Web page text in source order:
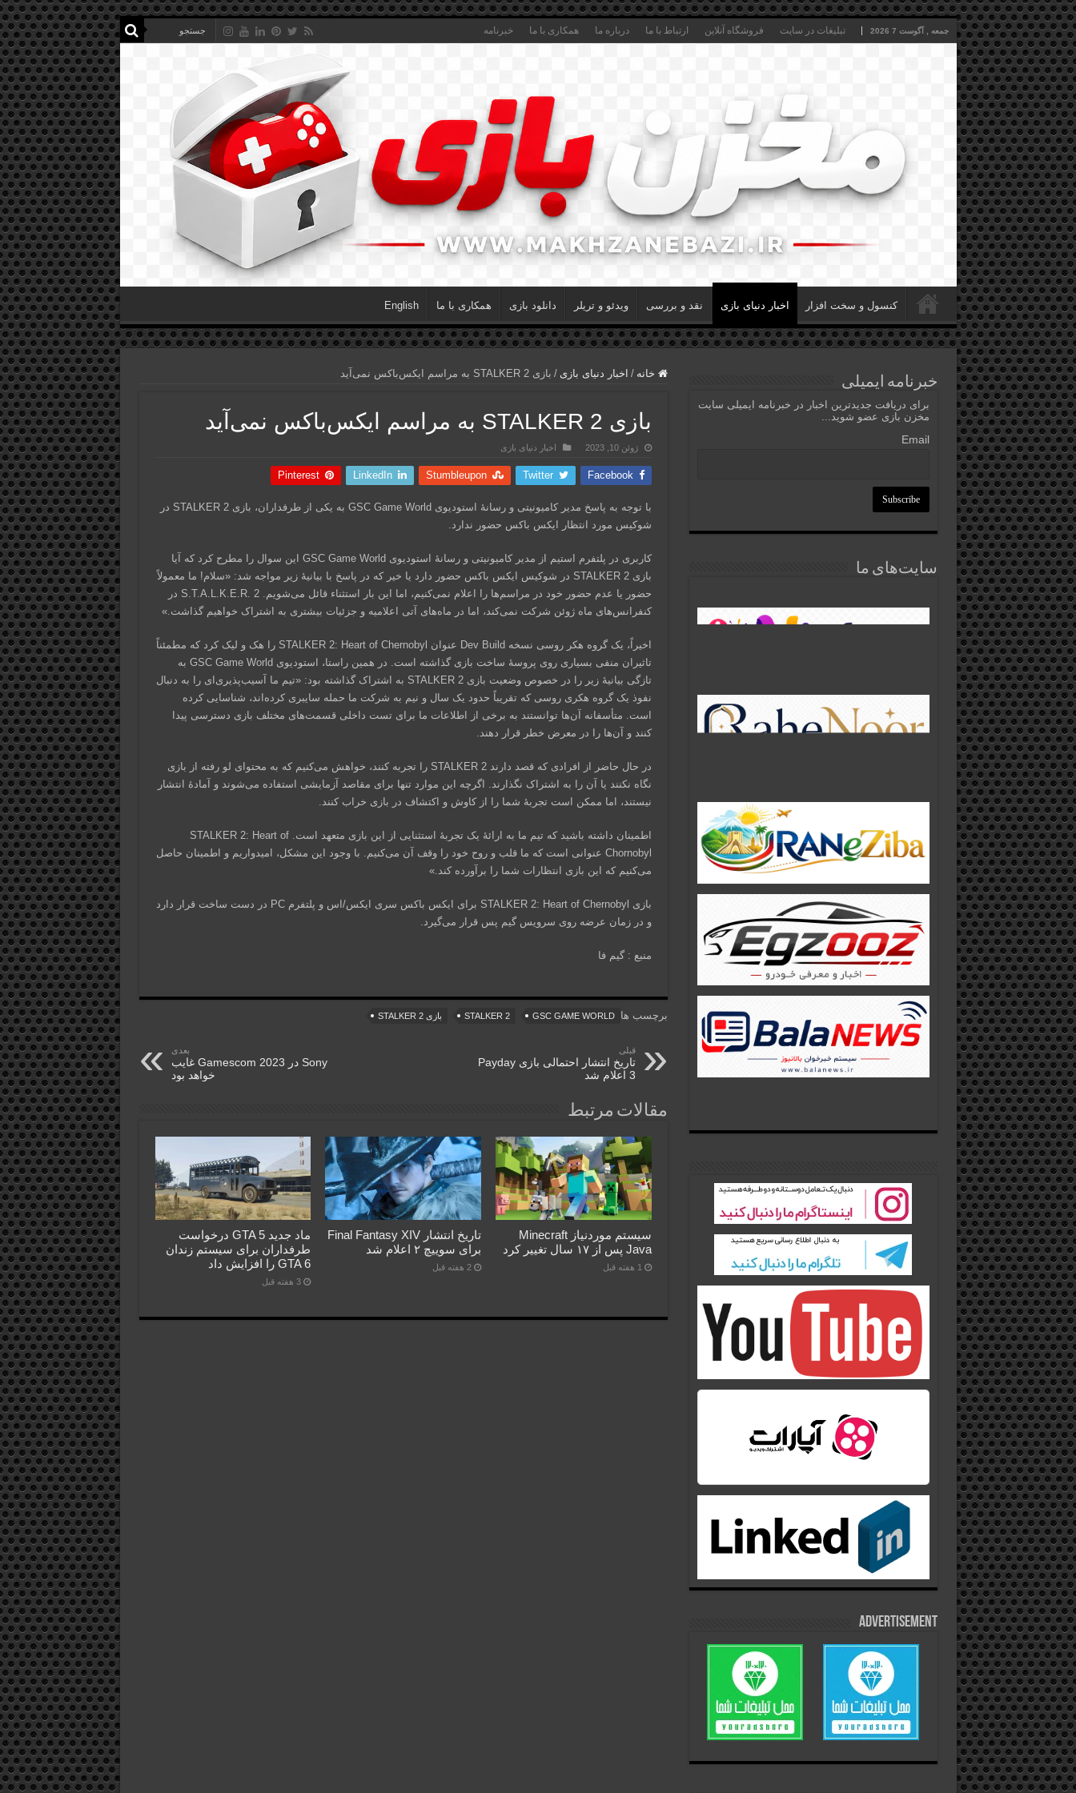
جمعه , آگوست 7 2026 تبلیغات در سایت فروشگاه آنلاین ارتباط با ما درباره ما همکاری با ما خبرنامه
کنسول و سخت افزار اخبار دنیای بازی نقد و بررسی ویدئو و تریلر دانلود بازی همکاری با ما English
خانه / اخبار دنیای بازی / بازی STALKER 2 به مراسم ایکس‌باکس نمی‌آید
بازی STALKER 2 به مراسم ایکس‌باکس نمی‌آید
ژوئن 10, 2023 اخبار دنیای بازی
Facebook
Twitter
Stumbleupon
LinkedIn
Pinterest
با توجه به پاسخ مدیر کامیونیتی و رسانۀ استودیوی GSC Game World به یکی از طرفداران، بازی STALKER 2 در
شوکیس مورد انتظار ایکس باکس حضور ندارد.
کاربری در پلتفرم استیم از مدیر کامیونیتی و رسانۀ استودیوی GSC Game World این سوال را مطرح کرد که آیا
بازی STALKER 2 در شوکیس ایکس باکس حضور دارد یا خیر که در پاسخ با بیانیۀ زیر مواجه شد: «سلام! ما معمولاً
حضور یا عدم حضور خود در مراسم‌ها را اعلام نمی‌کنیم، اما این بار استثناء قائل می‌شویم. S.T.A.L.K.E.R. 2 در
کنفرانس‌های ماه ژوئن شرکت نمی‌کند، اما در ماه‌های آتی اعلامیه و جزئیات بیشتری به اشتراک خواهیم گذاشت.»
اخیراً، یک گروه هکر روسی نسخه Dev Build عنوان STALKER 2: Heart of Chernobyl را هک و لیک کرد که مطمئناً
تاثیران منفی بسیاری روی پروسۀ ساخت بازی گذاشته است. در همین راستا، استودیوی GSC Game World به‌
تازگی بیانیۀ زیر را در خصوص وضعیت بازی STALKER 2 به اشتراک گذاشته بود: «تیم ما آسیب‌پذیری‌ای را به دنبال
نفوذ یک گروه هکری روسی که تقریباً حدود یک سال و نیم به شرکت ما حمله سایبری کرده‌اند، شناسایی کرده
است. متأسفانه آن‌ها توانستند به برخی از اطلاعات ما برای تست داخلی قسمت‌های مختلف بازی دسترسی پیدا
کنند و آن‌ها را در معرض خطر قرار دهند.
در حال حاضر از افرادی که قصد دارند STALKER 2 را تجربه کنند، خواهش می‌کنیم که به محتوای لو رفته از بازی
نگاه نکنند یا آن را به اشتراک نگذارند. اگرچه این موارد تنها برای مقاصد آزمایشی استفاده می‌شوند و آمادۀ انتشار
نیستند، اما ممکن است تجربۀ شما را از کاوش و اکتشاف در بازی خراب کنند.
اطمینان داشته باشید که تیم ما به ارائۀ یک تجربۀ استثنایی از این بازی متعهد است. STALKER 2: Heart of
Chornobyl عنوانی است که ما قلب و روح خود را وقف آن می‌کنیم. با وجود این مشکل، امیدواریم و اطمینان حاصل
می‌کنیم که این بازی انتظارات شما را برآورده کند.»
بازی STALKER 2: Heart of Chernobyl برای ایکس باکس سری ایکس/اس و پلتفرم PC در دست ساخت قرار دارد
و در زمان عرضه روی سرویس گیم پس قرار می‌گیرد.
منبع : گیم فا
برچسب ها GSC GAME WORLD
STALKER 2 بازی STALKER 2
قبلی
تاریخ انتشار احتمالی بازی Payday
3 اعلام شد
بعدی
Sony در Gamescom 2023 غایب
خواهد بود
مقالات مرتبط
سیستم موردنیاز Minecraft
Java پس از ۱۷ سال تغییر کرد
1 هفته قبل
تاریخ انتشار Final Fantasy XIV
برای سوییچ ۲ اعلام شد
2 هفته قبل
ماد جدید GTA 5 درخواست
طرفداران برای سیستم زندان
GTA 6 را افزایش داد
3 هفته قبل
خبرنامه ایمیلی
برای دریافت جدیدترین اخبار در خبرنامه ایمیلی سایت
مخزن بازی عضو شوید...
Email
سایت‌های ما
Advertisement